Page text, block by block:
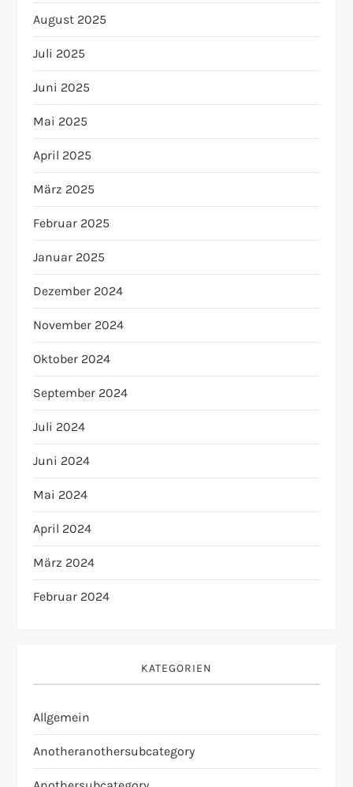
August 2025
Juli 2025
Juni 2025
Mai 2025
April 2025
März 2025
Februar 2025
Januar 2025
Dezember 2024
November 2024
Oktober 2024
September 2024
Juli 2024
Juni 2024
Mai 2024
April 2024
März 2024
Februar 2024
KATEGORIEN
Allgemein
Anotheranothersubcategory